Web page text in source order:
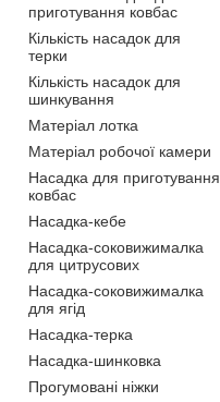
приготування ковбас
Кількість насадок для
терки
Кількість насадок для
шинкування
Матеріал лотка
Матеріал робочої камери
Насадка для приготування
ковбас
Насадка-кебе
Насадка-соковижималка
для цитрусових
Насадка-соковижималка
для ягід
Насадка-терка
Насадка-шинковка
Прогумовані ніжки